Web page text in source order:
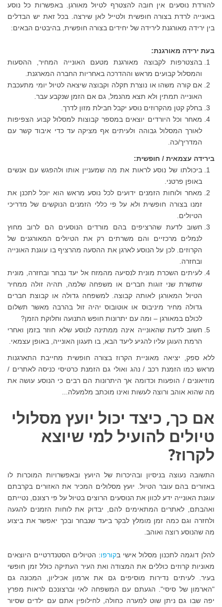
להורדת נוסעים אין חובה להצטרף לטיול מאורגן. באפשרות כל נוסע
באונייה לרדת בצורה חופשית ולטייל לאן שירצה. בכל זאת יש הבדלים
בין ירידה מאורגנת לירידה של יחידים בצורה חופשית, בהיבטים הבאים:
בעת ירידה מאורגנת:
בהצטרפות לקבוצה מאורגנת מטעם האונייה המחיר, ההסעות
והמסלול קבועים מראש וההדרכה באחריות החברה המארגנת.
אם קורה משהו או נוצרת תקלה וקבוצה שיצאה לטיול יומי מתעכבת
האונייה תמתין ולא תצא מהנמל, גם אם הזמן שנקבע עבר.
בחלק קטן מהקרוזים נוסע יקבל חבילת מזון לדרך.
מאחר וכל היורדים יוצאים במספר קבוצות למסלול קבוע הצפיפות
לאורך המסלול גבוהה ולעיתים אף מציקה עד כדי איבוד קשר עם
המדריך/כה.
בירידה עצמאית / חופשית:
ביכולתו של נוסע לראות את מה שמעניין אותו ולהפגש עם אנשים
באופן פרטני.
מאחר ולוחות הזמנים ידועים לכל נוסע מראש הוא יוכל לתכנן את
זמנו בצורה חופשית ולא על פי כללי הזמנים הנוקשים של מדריכי
הטיולים.
חשוב לדעת שהרציפים בהם מורדים הנוסעים הם לרוב מחוץ
לנמלים מרכזיים והם משרתים רק את הטיולים המאורגנים של
הקרוזים. לכן על הנוסע לארגן את ההסעה מהרציף בו עוגנת האונייה
ובחזרה.
לעיתים השכרת מונית לנסיעה מהמזח אל יעד נבחר ובחזרה, מונית
שתשרת שני זוגות חברים או משפחה שלמה, תהיה זולה ממחיר
הטיול המאורגן לאותה קבוצה. למשפחה גדולה או קבוצת חברים
גדולה מחיר מיניבוס או אוטובוס יהיה זול בהרבה מאשר תשלום
לכולם במאורגן – ומה עם יתרונות חופש התנועה וחלוקת הזמן?
חשוב לדעת שהאונייה אינה ממתינה לנוסע שלא חוזר בזמן ואחרי
הרמת העוגן עליו להגיע ליעד הבא, בו תעגון האונייה, באופן עצמאי.
ללא ספק, יציאה מאוניית הקרוז בצורה חופשית מחייבת התארגנות
מראש כמו הזמנת רכב / נהג ואולי גם הזמנת כרטיסי כניסה לאתרים /
מוזיאונים / הופעות וכדומה אך היתרונות הם רבים כי הנוסע עושה את
מה שהוא אוהב ורוצה לעשות ואינו מוכתב מלמעלה...
אם כך, כיצד יכול יועץ מסלולי
טיולים להועיל למי שיוצא
לקרוז?
התשובה נעוצה בניסיון ובהיכרות של היועץ ובאפשרויות המוכרות לו
באזורים בהם עובר הטיול. יועץ מסלולים המכיר את האזורים בקרבתם
עוגנת האונייה ידע לכוון את הנוסעים הרוצים בטיול על פי רצונם, נטייתם
ואהבתם, לאתרים המתאימים להם, יבדוק את לוחות הזמנים להגעה
ולחזרה וגם כמה זמן מומלץ לבקר ביעד שנבחר ובכך יאפשר את ביצוע
מה שהנוסע רוצה ואוהב.
להלן דוגמה לתכנון מסלול אישי בקורפו: הטיולים הסטנדרטיים היוצאים
מאוניות קרוזים כוללים את המצודה ואת העיר העתיקה כולל זמן חופשי
בעיר. לעיתים נדירות מוסיפים גם את ארמון אכיליון, המכונה גם
"הארמון של סיסי". הגעתם עם המשפחה לאי וברצונכם לראות מפרץ
יפה שבו גם ניתן שוט למערה כחולה, לחילופין אתם עם ילדים שסיור